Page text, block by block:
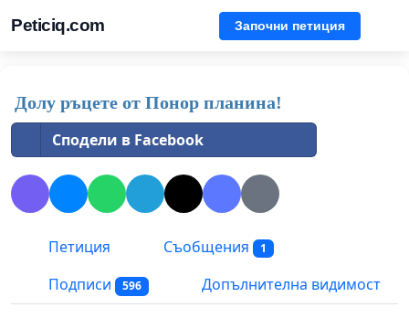
Peticiq.com Започни петиция
Долу ръцете от Понор планина!
Сподели в Facebook
Петиция Съобщения 1
Подписи 596 Допълнителна видимост